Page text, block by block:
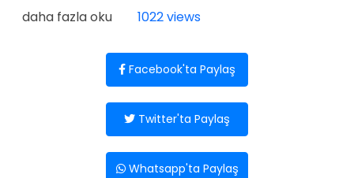
Kiralık Ev Bulur Gibi Bilimsel Eser Üretmek hakkında
daha fazla oku 1022 views
Facebook'ta Paylaş
Twitter'ta Paylaş
Whatsapp'ta Paylaş